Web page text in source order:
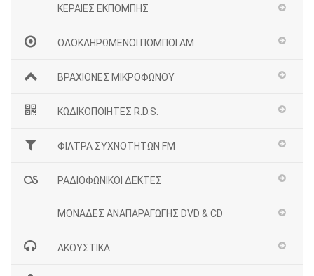
ΚΕΡΑΙΕΣ ΕΚΠΟΜΠΗΣ
ΟΛΟΚΛΗΡΩΜΕΝΟΙ ΠΟΜΠΟΙ ΑΜ
ΒΡΑΧΙΟΝΕΣ ΜΙΚΡΟΦΩΝΟΥ
ΚΩΔΙΚΟΠΟΙΗΤΕΣ R.D.S.
ΦΙΛΤΡΑ ΣΥΧΝΟΤΗΤΩΝ FM
ΡΑΔΙΟΦΩΝΙΚΟΙ ΔΕΚΤΕΣ
ΜΟΝΑΔΕΣ ΑΝΑΠΑΡΑΓΩΓΗΣ DVD & CD
ΑΚΟΥΣΤΙΚΑ